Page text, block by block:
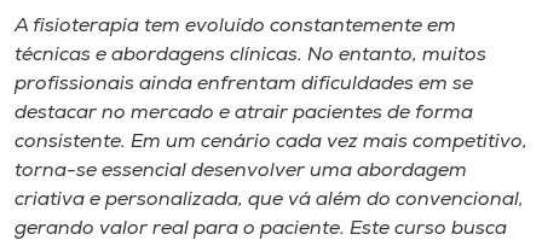
Store
Selecione
o idioma
A fisioterapia tem evoluído constantemente em
técnicas e abordagens clínicas. No entanto, muitos
profissionais ainda enfrentam dificuldades em se
destacar no mercado e atrair pacientes de forma
consistente. Em um cenário cada vez mais competitivo,
torna-se essencial desenvolver uma abordagem
criativa e personalizada, que vá além do convencional,
gerando valor real para o paciente. Este curso busca